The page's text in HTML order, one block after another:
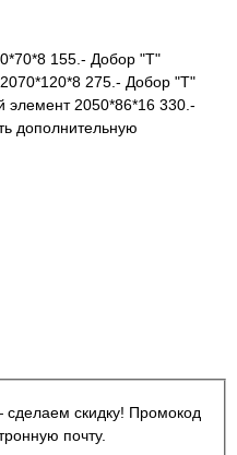
155.- Добор "Т"
275.- Добор "Т"
элемент 2050*86*16 330.-
дополнительную
скидку! Промокод
почту.